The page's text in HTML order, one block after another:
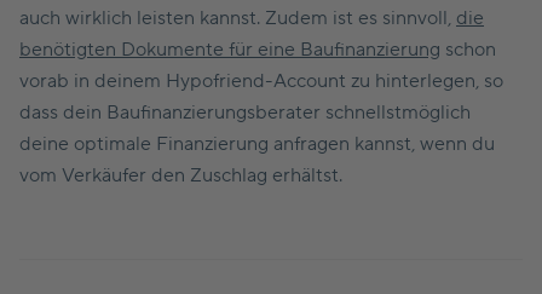
auch wirklich leisten kannst. Zudem ist es sinnvoll, die
benötigten Dokumente für eine Baufinanzierung schon
vorab in deinem Hypofriend-Account zu hinterlegen, so
dass dein Baufinanzierungsberater schnellstmöglich
deine optimale Finanzierung anfragen kannst, wenn du
vom Verkäufer den Zuschlag erhältst.